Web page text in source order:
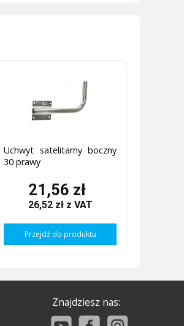
Uchwyt satelitarny boczny
30 prawy
21,56 zł
26,52 zł z VAT
Przejdź do produktu
Znajdziesz nas: